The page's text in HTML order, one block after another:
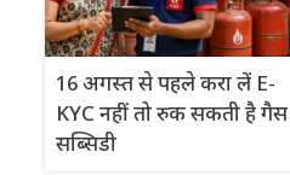
16 अगस्त से पहले करा लें E-
KYC नहीं तो रुक सकती है गैस
सब्सिडी